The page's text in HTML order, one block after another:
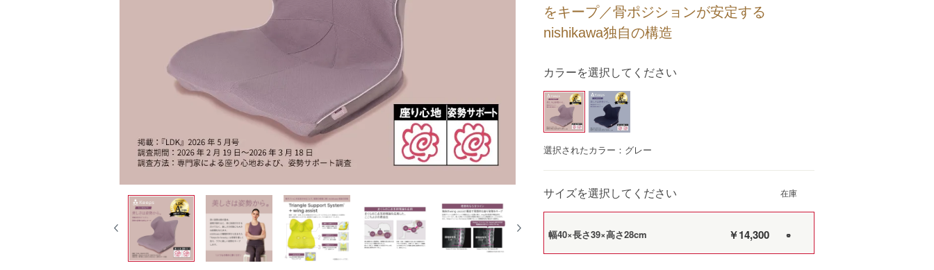
をキープ／骨ポジションが安定する
nishikawa独自の構造
カラーを選択してください
選択されたカラー：グレー
サイズを選択してください
幅40×長さ39×高さ28cm ￥14,300 ○